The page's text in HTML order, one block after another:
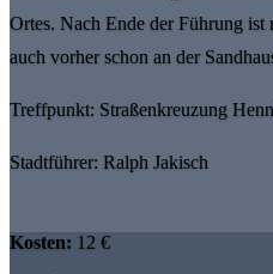
Ortes. Nach Ende der Führung ist
auch vorher schon an der
Treffpunkt: Straßenkreuzung
Stadtführer: Ralph Jakisch
Kosten: 12 €